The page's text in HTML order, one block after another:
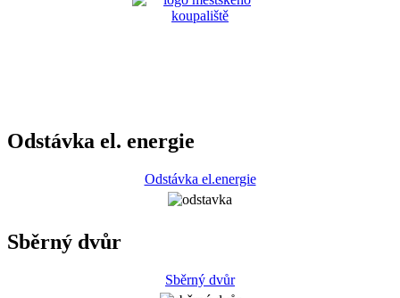
Odstávka el. energie
Odstávka el.energie
Sběrný dvůr
Sběrný dvůr